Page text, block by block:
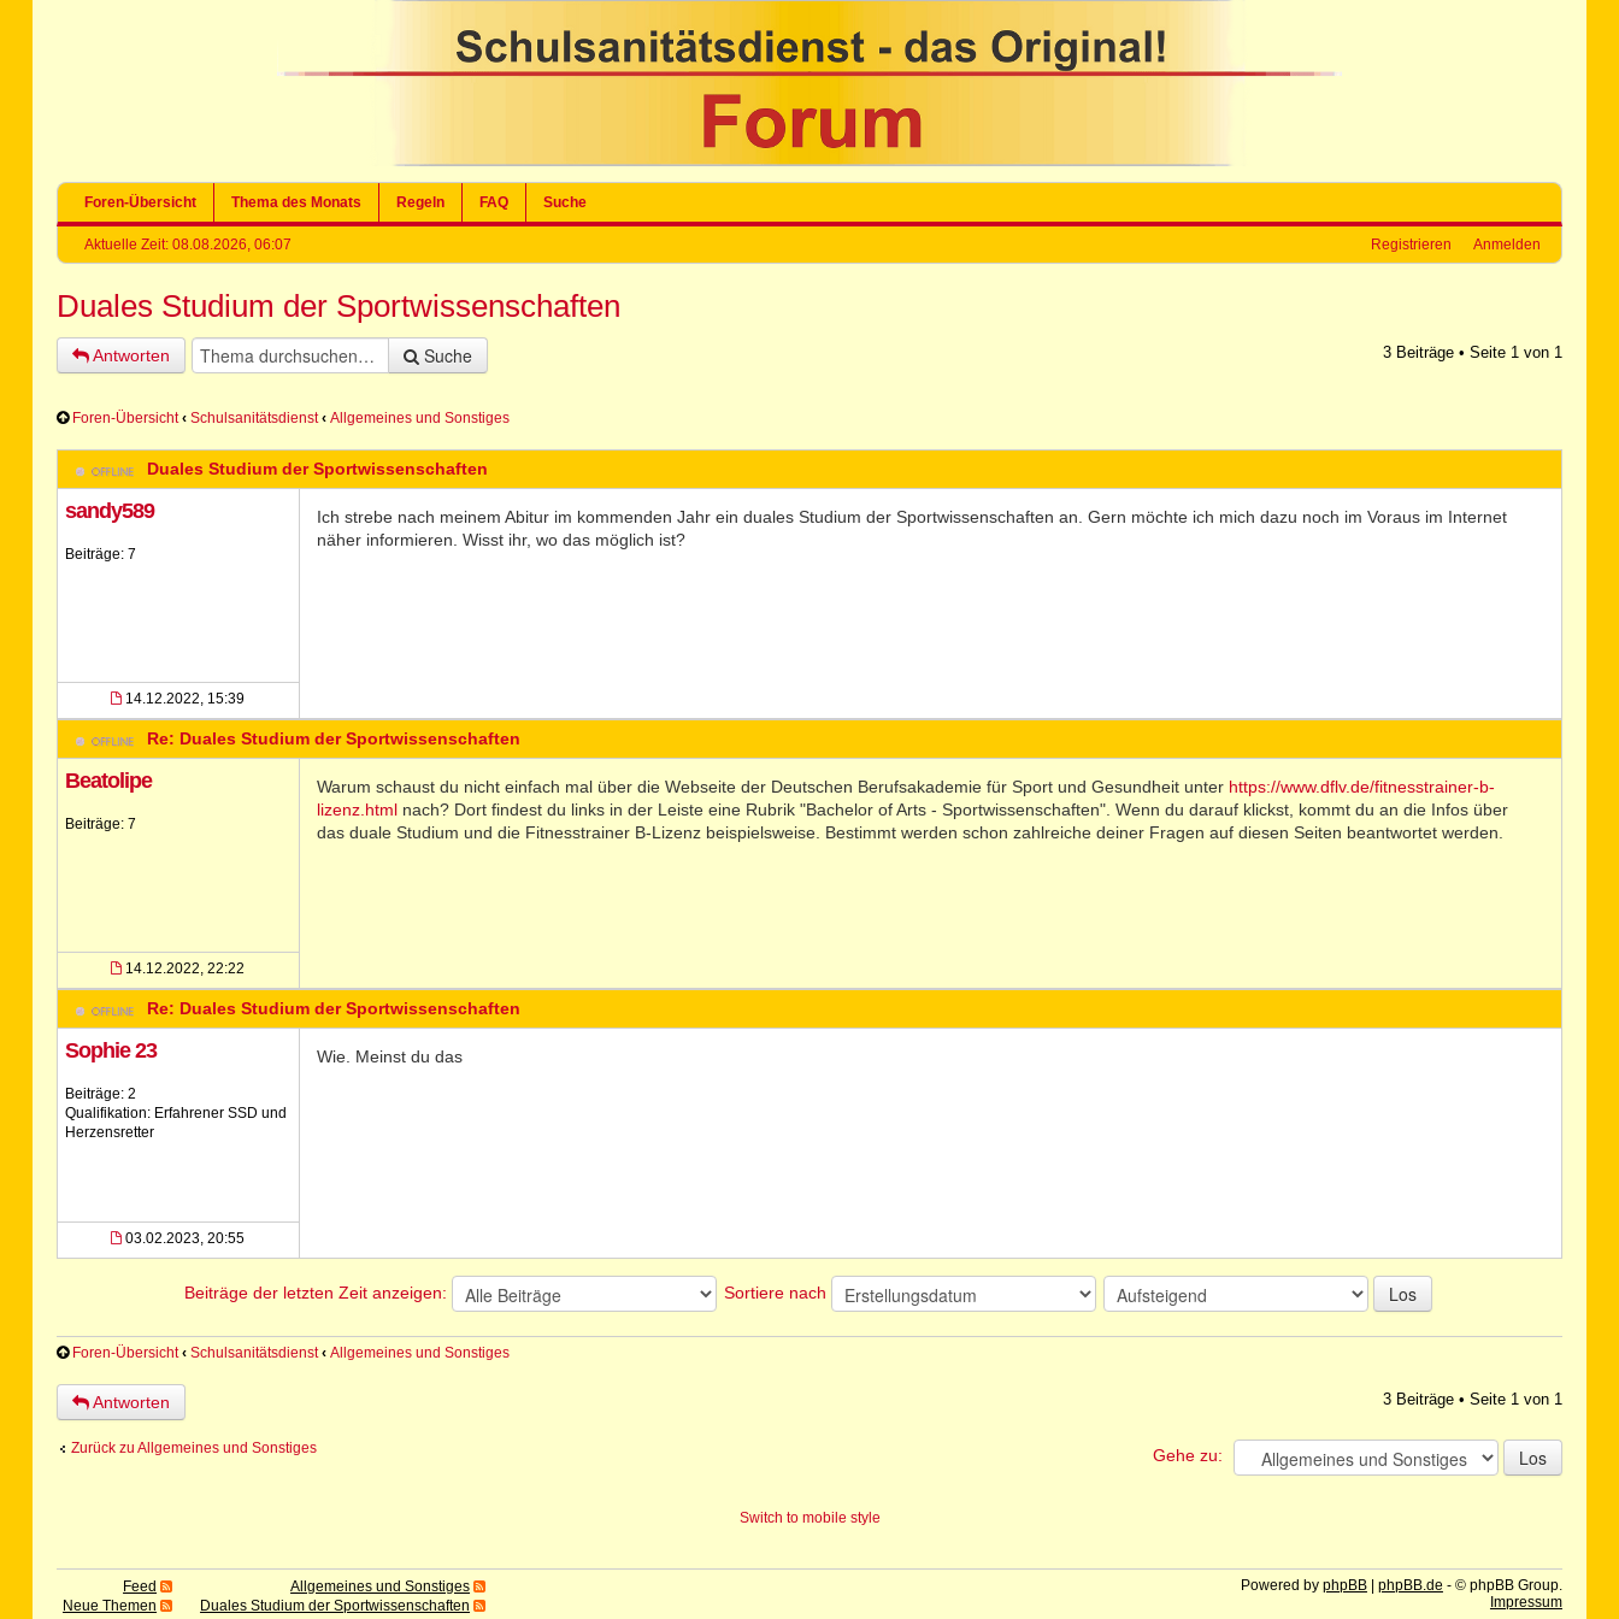
Foren-Übersicht Thema des Monats Regeln FAQ Suche
Aktuelle Zeit: 08.08.2026, 06:07 Registrieren Anmelden
Duales Studium der Sportwissenschaften
Antworten Suche 3 Beiträge • Seite 1von 1
Foren-Übersicht ‹ Schulsanitätsdienst ‹ Allgemeines und Sonstiges
Duales Studium der Sportwissenschaften
sandy589
Beiträge: 7
14.12.2022, 15:39
Ich strebe nach meinem Abitur im kommenden Jahr ein duales Studium der Sportwissenschaften an. Gern möchte ich mich dazu noch im Voraus im Internet
näher informieren. Wisst ihr, wo das möglich ist?
Re: Duales Studium der Sportwissenschaften
Beatolipe
Beiträge: 7
14.12.2022, 22:22
Warum schaust du nicht einfach mal über die Webseite der Deutschen Berufsakademie für Sport und Gesundheit unter https://www.dflv.de/fitnesstrainer-b-
lizenz.htmlnach? Dort findest du links in der Leiste eine Rubrik "Bachelor of Arts - Sportwissenschaften". Wenn du darauf klickst, kommt du an die Infos über
das duale Studium und die Fitnesstrainer B-Lizenz beispielsweise. Bestimmt werden schon zahlreiche deiner Fragen auf diesen Seiten beantwortet werden.
Re: Duales Studium der Sportwissenschaften
Sophie 23
Beiträge: 2
Qualifikation: Erfahrener SSD und
Herzensretter
03.02.2023, 20:55
Wie. Meinst du das
Beiträge der letzten Zeit anzeigen: Sortiere nach Los
Foren-Übersicht ‹ Schulsanitätsdienst ‹ Allgemeines und Sonstiges
Antworten 3 Beiträge • Seite 1von 1
Zurück zu Allgemeines und Sonstiges Gehe zu:
Switch to mobile style
Feed
Neue Themen
Allgemeines und Sonstiges
Duales Studium der Sportwissenschaften
Powered by phpBB| phpBB.de - © phpBB Group.
Impressum